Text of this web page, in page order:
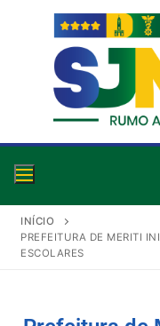
INÍCIO
PREFEITURA DE MERITI
ESCOLARES